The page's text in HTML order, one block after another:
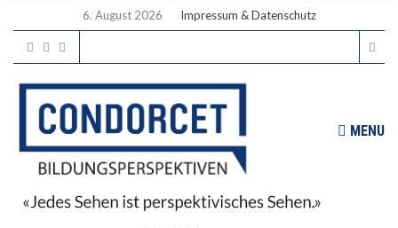
6. August 2026 Impressum & Datenschutz
MENU